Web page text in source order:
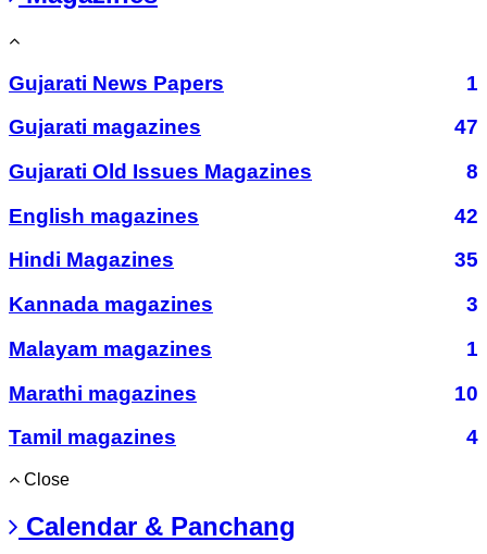
Gujarati News Papers
1
Gujarati magazines
47
Gujarati Old Issues Magazines
8
English magazines
42
Hindi Magazines
35
Kannada magazines
3
Malayam magazines
1
Marathi magazines
10
Tamil magazines
4
Close
Calendar & Panchang